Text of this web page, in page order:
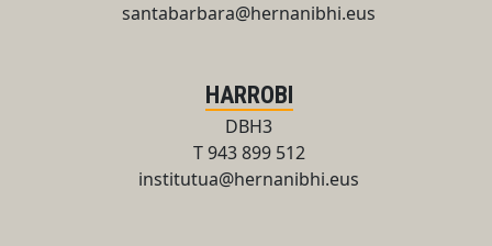
santabarbara@hernanibhi.eus
HARROBI
DBH3
T 943 899 512
institutua@hernanibhi.eus